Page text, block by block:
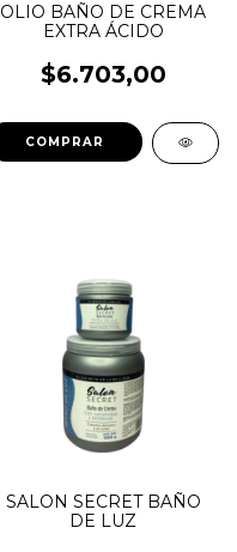
OLIO BAÑO DE CREMA
EXTRA ÁCIDO
$6.703,00
COMPRAR
SALON SECRET BAÑO
DE LUZ